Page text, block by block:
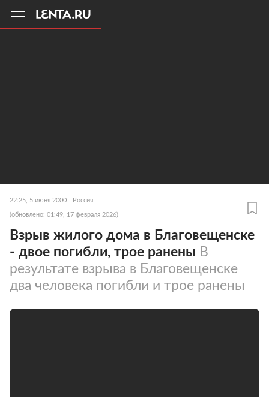
22:25, 5 июня 2000 Россия
(обновлено: 01:49, 17 февраля 2026)
Взрыв жилого дома в Благовещенске
- двое погибли, трое ранены В
результате взрыва в Благовещенске
два человека погибли и трое ранены